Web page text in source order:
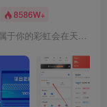
8586W+
请对梦想充满信心，总有一天属于你的彩虹会在天空微笑